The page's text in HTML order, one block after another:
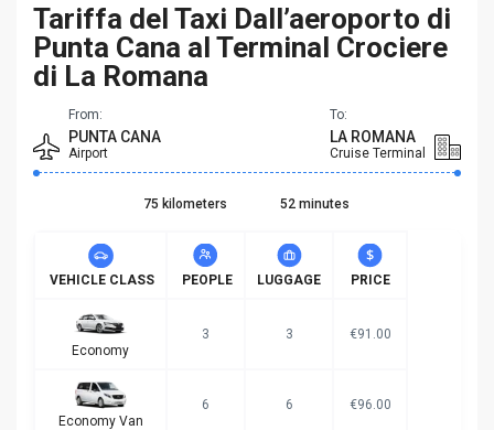
Tariffa del Taxi Dall’aeroporto di
Punta Cana al Terminal Crociere
di La Romana
From:
PUNTA CANA
Airport
To:
LA ROMANA
Cruise Terminal
75 kilometers 52 minutes
VEHICLE CLASS PEOPLE LUGGAGE PRICE
Economy
3 3 €91.00
Economy Van
6 6 €96.00